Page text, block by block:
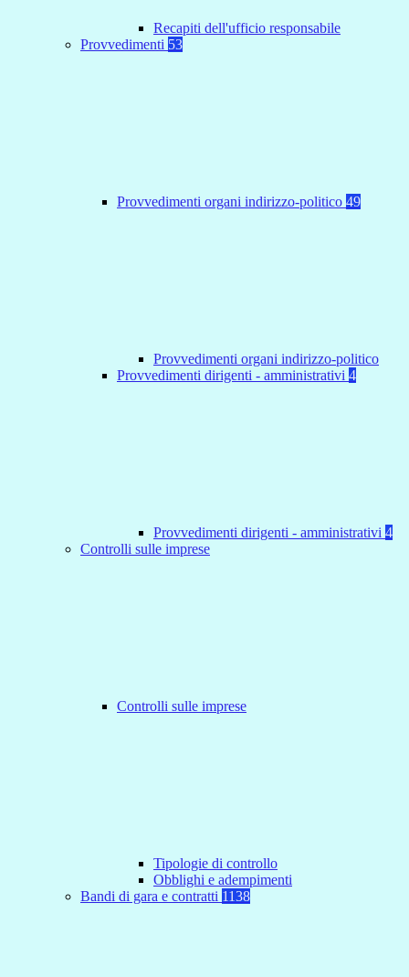
Recapiti dell'ufficio responsabile
Provvedimenti 53
Provvedimenti organi indirizzo-politico 49
Provvedimenti organi indirizzo-politico
Provvedimenti dirigenti - amministrativi 4
Provvedimenti dirigenti - amministrativi 4
Controlli sulle imprese
Controlli sulle imprese
Tipologie di controllo
Obblighi e adempimenti
Bandi di gara e contratti 1138